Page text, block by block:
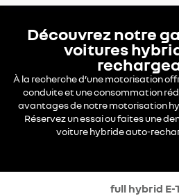
Découvrez notre
voitures
À la recherche d’une motorisation
conduite et une consommation
avantages de notre motorisation
Réservez un essai ou faites une
voiture hybride auto-
full hybrid E-